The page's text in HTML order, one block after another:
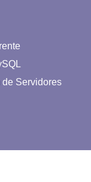
Servidores